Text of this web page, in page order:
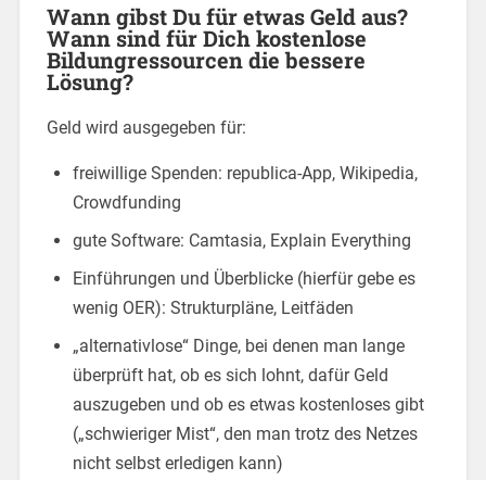
Wann gibst Du für etwas Geld aus?
Wann sind für Dich kostenlose
Bildungressourcen die bessere
Lösung?
Geld wird ausgegeben für:
freiwillige Spenden: republica-App, Wikipedia,
Crowdfunding
gute Software: Camtasia, Explain Everything
Einführungen und Überblicke (hierfür gebe es
wenig OER): Strukturpläne, Leitfäden
„alternativlose“ Dinge, bei denen man lange
überprüft hat, ob es sich lohnt, dafür Geld
auszugeben und ob es etwas kostenloses gibt
(„schwieriger Mist“, den man trotz des Netzes
nicht selbst erledigen kann)